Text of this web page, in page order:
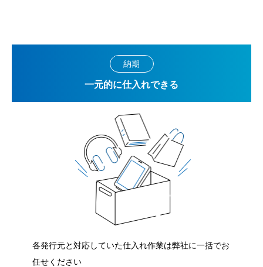
納期
一元的に仕入れできる
各発行元と対応していた仕入れ作業は弊社に一括でお
任せください